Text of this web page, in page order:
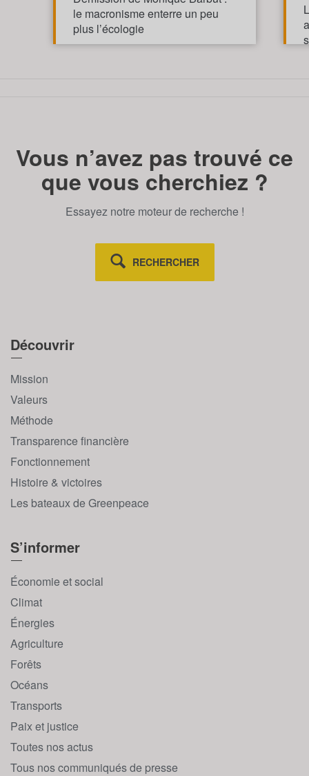
le macronisme enterre un peu
plus l’écologie
Vous n’avez pas trouvé ce
que vous cherchiez ?
Essayez notre moteur de recherche !
RECHERCHER
Découvrir
Mission
Valeurs
Méthode
Transparence financière
Fonctionnement
Histoire & victoires
Les bateaux de Greenpeace
S’informer
Économie et social
Climat
Énergies
Agriculture
Forêts
Océans
Transports
Paix et justice
Toutes nos actus
Tous nos communiqués de presse